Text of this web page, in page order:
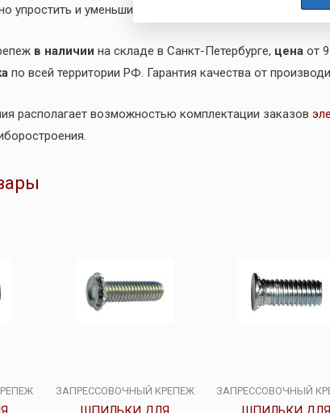
упростить и уменьшить время сборки, в том числе в
в наличии на складе в Санкт-Петербурге, цена от
по всей территории РФ. Гарантия качества от
располагает возможностью комплектации заказов
ЗАПРЕССОВОЧНЫЙ КРЕПЕЖ ЗАПРЕССОВОЧНЫЙ